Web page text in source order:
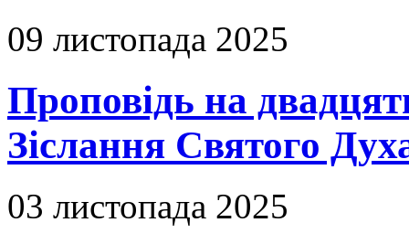
09 листопада 2025
Проповідь на
Зіслання Святого
03 листопада 2025